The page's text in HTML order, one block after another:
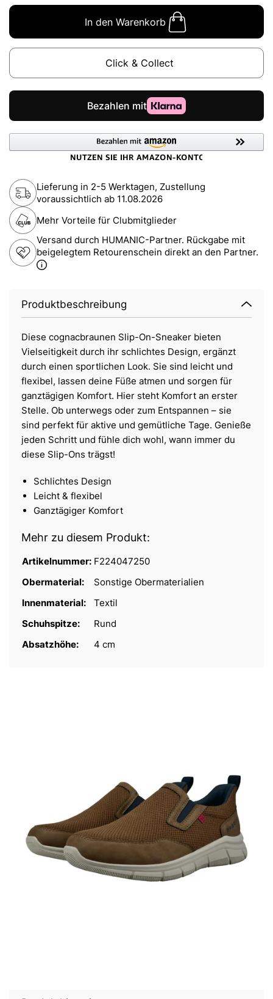
In den Warenkorb
Click & Collect
Lieferung in 2-5 Werktagen, Zustellung
voraussichtlich ab 11.08.2026
Mehr Vorteile für Clubmitglieder
Versand durch HUMANIC-Partner. Rückgabe mit
beigelegtem Retourenschein direkt an den Partner.
Produktbeschreibung
Diese cognacbraunen Slip-On-Sneaker bieten
Vielseitigkeit durch ihr schlichtes Design, ergänzt
durch einen sportlichen Look. Sie sind leicht und
flexibel, lassen deine Füße atmen und sorgen für
ganztägigen Komfort. Hier steht Komfort an erster
Stelle. Ob unterwegs oder zum Entspannen – sie
sind perfekt für aktive und gemütliche Tage. Genieße
jeden Schritt und fühle dich wohl, wann immer du
diese Slip-Ons trägst!
Schlichtes Design
Leicht & flexibel
Ganztägiger Komfort
Mehr zu diesem Produkt:
Artikelnummer: F224047250
Obermaterial:
Sonstige Obermaterialien
Innenmaterial:
Textil
Schuhspitze:
Rund
Absatzhöhe:
4 cm